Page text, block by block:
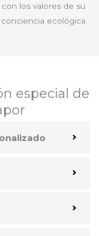
los valores de su
ecológica.
especial de